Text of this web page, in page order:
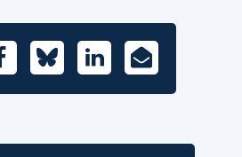
BlueskyLinkedIn
E-
Mail